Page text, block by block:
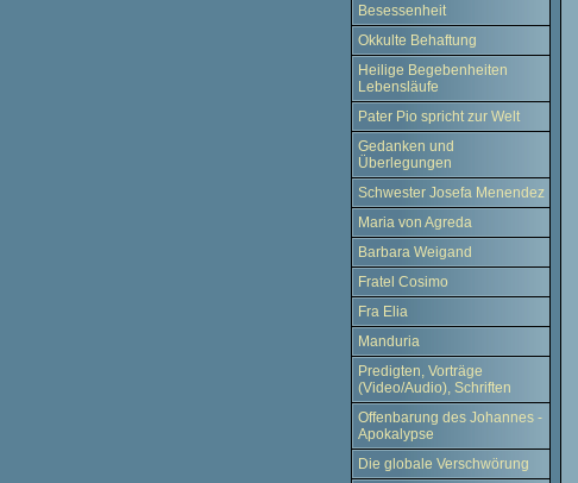
Besessenheit
Okkulte Behaftung
Heilige Begebenheiten
Lebensläufe
Pater Pio spricht zur Welt
Gedanken und
Überlegungen
Schwester Josefa Menendez
Maria von Agreda
Barbara Weigand
Fratel Cosimo
Fra Elia
Manduria
Predigten, Vorträge
(Video/Audio), Schriften
Offenbarung des Johannes -
Apokalypse
Die globale Verschwörung